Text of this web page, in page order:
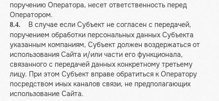
поручению Оператора, несет ответственность перед
Оператором.
8.4.
В случае если Субъект не согласен с передачей,
поручением обработки персональных данных Субъекта
указанным компаниям, Субъект должен воздержаться от
использования Сайта и/или части его функционала,
связанного с передачей данных конкретному третьему
лицу. При этом Субъект вправе обратиться к Оператору
посредством иных каналов связи, не предполагающих
использование Сайта.
Примеры иллюзий
Афиша
Главное новогоднее шоу
M.A.R.S. Притяжение
Шоу на корпоратив
Связаться с нами